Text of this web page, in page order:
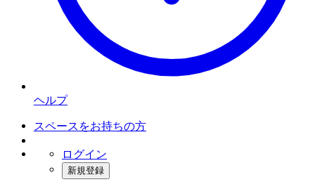
ヘルプ
スペースをお持ちの方
ログイン
新規登録